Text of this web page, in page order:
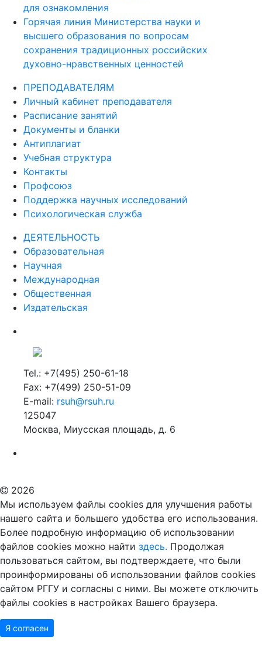
для ознакомления
Горячая линия Министерства науки и
высшего образования по вопросам
сохранения традиционных российских
духовно-нравственных ценностей
ПРЕПОДАВАТЕЛЯМ
Личный кабинет преподавателя
Расписание занятий
Документы и бланки
Антиплагиат
Учебная структура
Контакты
Профсоюз
Поддержка научных исследований
Психологическая служба
ДЕЯТЕЛЬНОСТЬ
Образовательная
Научная
Международная
Общественная
Издательская
Tel.: +7(495) 250-61-18
Fax: +7(499) 250-51-09
E-mail: rsuh@rsuh.ru
125047
Москва, Миусская площадь, д. 6
2026
Мы используем файлы cookies для улучшения работы
нашего сайта и большего удобства его использования.
Более подробную информацию об использовании
файлов cookies можно найти здесь. Продолжая
пользоваться сайтом, вы подтверждаете, что были
проинформированы об использовании файлов cookies
сайтом РГГУ и согласны с ними. Вы можете отключить
файлы cookies в настройках Вашего браузера.
Я согласен